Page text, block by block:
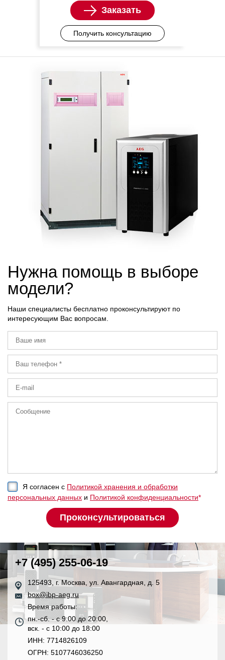
Заказать
Получить консультацию
Нужна помощь в выборе
модели?
Наши специалисты бесплатно проконсультируют по
интересующим Вас вопросам.
Я согласен с Политикой хранения и обработки
персональных данных и Политикой конфиденциальности*
+7 (495) 255-06-19
125493, г. Москва, ул. Авангардная, д. 5
box@ibp-aeg.ru
Время работы:
пн.-сб. - с 9:00 до 20:00,
вск. - с 10:00 до 18:00
ИНН: 7714826109
ОГРН: 5107746036250